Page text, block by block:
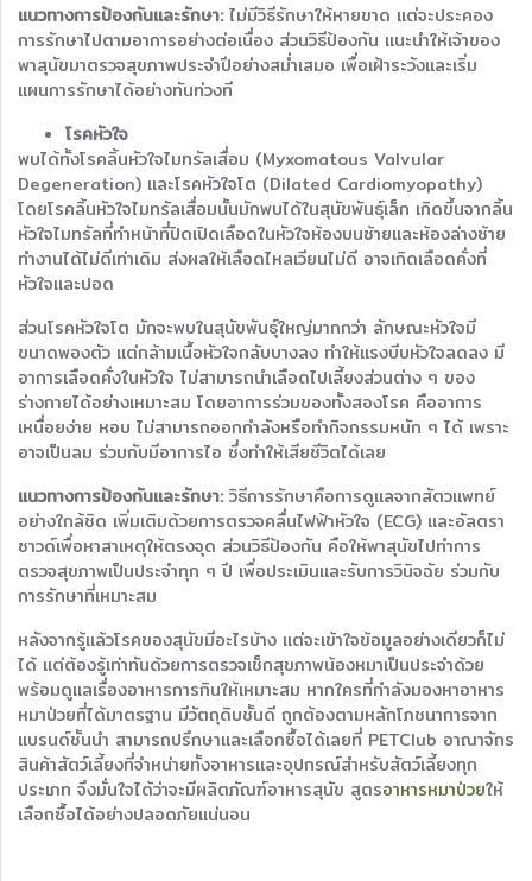
แนวทางการป้องกันและรักษา:ไม่มีวิธีรักษาให้หายขาด แต่จะประคอง
การรักษาไปตามอาการอย่างต่อเนื่อง ส่วนวิธีป้องกัน แนะนำให้เจ้าของ
พาสุนัขมาตรวจสุขภาพประจำปีอย่างสม่ำเสมอ เพื่อเฝ้าระวังและเริ่ม
แผนการรักษาได้อย่างทันท่วงที
โรคหัวใจ
พบได้ทั้งโรคลิ้นหัวใจไมทรัลเสื่อม (Myxomatous Valvular
Degeneration) และโรคหัวใจโต (Dilated Cardiomyopathy)
โดยโรคลิ้นหัวใจไมทรัลเสื่อมนั้นมักพบได้ในสุนัขพันธุ์เล็ก เกิดขึ้นจากลิ้น
หัวใจไมทรัลที่ทำหน้าที่ปิดเปิดเลือดในหัวใจห้องบนซ้ายและห้องล่างซ้าย
ทำงานได้ไม่ดีเท่าเดิม ส่งผลให้เลือดไหลเวียนไม่ดี อาจเกิดเลือดคั่งที่
หัวใจและปอด
ส่วนโรคหัวใจโต มักจะพบในสุนัขพันธุ์ใหญ่มากกว่า ลักษณะหัวใจมี
ขนาดพองตัว แต่กล้ามเนื้อหัวใจกลับบางลง ทำให้แรงบีบหัวใจลดลง มี
อาการเลือดคั่งในหัวใจ ไม่สามารถนำเลือดไปเลี้ยงส่วนต่าง ๆ ของ
ร่างกายได้อย่างเหมาะสม โดยอาการร่วมของทั้งสองโรค คืออาการ
เหนื่อยง่าย หอบ ไม่สามารถออกกำลังหรือทำกิจกรรมหนัก ๆ ได้ เพราะ
อาจเป็นลม ร่วมกับมีอาการไอ ซึ่งทำให้เสียชีวิตได้เลย
แนวทางการป้องกันและรักษา:วิธีการรักษาคือการดูแลจากสัตวแพทย์
อย่างใกล้ชิด เพิ่มเติมด้วยการตรวจคลื่นไฟฟ้าหัวใจ (ECG) และอัลตรา
ซาวด์เพื่อหาสาเหตุให้ตรงจุด ส่วนวิธีป้องกัน คือให้พาสุนัขไปทำการ
ตรวจสุขภาพเป็นประจำทุก ๆ ปี เพื่อประเมินและรับการวินิจฉัย ร่วมกับ
การรักษาที่เหมาะสม
หลังจากรู้แล้วโรคของสุนัขมีอะไรบ้าง แต่จะเข้าใจข้อมูลอย่างเดียวก็ไม่
ได้ แต่ต้องรู้เท่าทันด้วยการตรวจเช็กสุขภาพน้องหมาเป็นประจำด้วย
พร้อมดูแลเรื่องอาหารการกินให้เหมาะสม หากใครที่กำลังมองหาอาหาร
หมาป่วยที่ได้มาตรฐาน มีวัตถุดิบชั้นดี ถูกต้องตามหลักโภชนาการจาก
แบรนด์ชั้นนำ สามารถปรึกษาและเลือกซื้อได้เลยที่ PETClub อาณาจักร
สินค้าสัตว์เลี้ยงที่จำหน่ายทั้งอาหารและอุปกรณ์สำหรับสัตว์เลี้ยงทุก
ประเภท จึงมั่นใจได้ว่าจะมีผลิตภัณฑ์อาหารสุนัข สูตรอาหารหมาป่วยให้
เลือกซื้อได้อย่างปลอดภัยแน่นอน